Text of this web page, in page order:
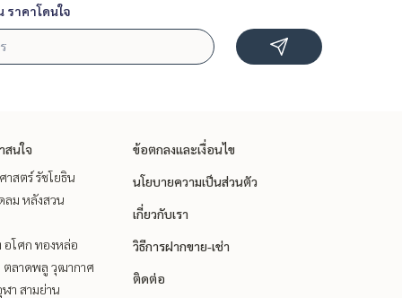
ราคาโดนใจ
สนใจ
าสตร์ รัชโยธิน
ลม หลังสวน
อโศก ทองหล่อ
ตลาดพลู วุฒากาศ
า สามย่าน
ข้อตกลงและเงื่อนไข
นโยบายความเป็นส่วนตัว
เกี่ยวกับเรา
วิธีการฝากขาย-เช่า
ติดต่อ